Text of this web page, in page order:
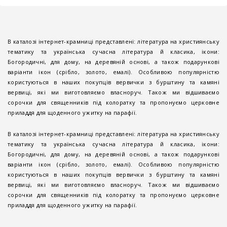
В каталозі інтернет-крамниці представлені: література на християнську
тематику та українська сучасна література й класика, ікони:
Богородичні, для дому, на деревяній основі, а також подарункові
варіанти ікон (срібло, золото, емалі). Особливою популярністю
користуються в наших покупців вервички з бурштину та камяні
вервиці, які ми виготовляємо власноруч. Також ми відшиваємо
сорочки для священників під колоратку та пропонуємо церковне
приладдя для щоденного ужитку на парафії.
В каталозі інтернет-крамниці представлені: література на християнську
тематику та українська сучасна література й класика, ікони:
Богородичні, для дому, на деревяній основі, а також подарункові
варіанти ікон (срібло, золото, емалі). Особливою популярністю
користуються в наших покупців вервички з бурштину та камяні
вервиці, які ми виготовляємо власноруч. Також ми відшиваємо
сорочки для священників під колоратку та пропонуємо церковне
приладдя для щоденного ужитку на парафії.